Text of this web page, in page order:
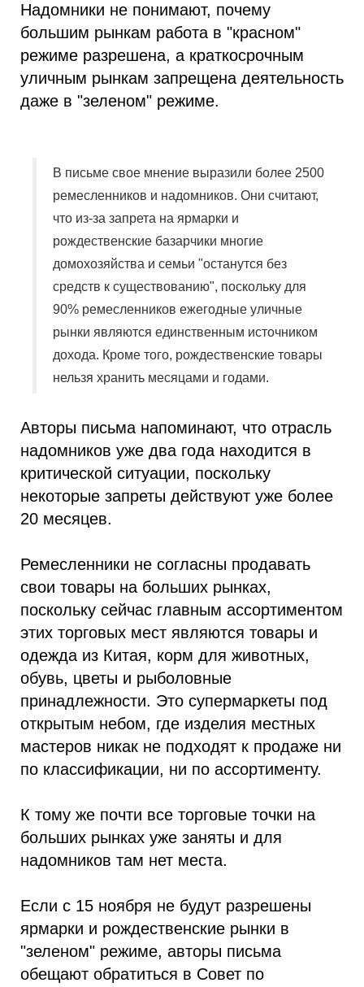
Надомники не понимают, почему
большим рынкам работа в "красном"
режиме разрешена, а краткосрочным
уличным рынкам запрещена деятельность
даже в "зеленом" режиме.
В письме свое мнение выразили более 2500
ремесленников и надомников. Они считают,
что из-за запрета на ярмарки и
рождественские базарчики многие
домохозяйства и семьи "останутся без
средств к существованию", поскольку для
90% ремесленников ежегодные уличные
рынки являются единственным источником
дохода. Кроме того, рождественские товары
нельзя хранить месяцами и годами.
Авторы письма напоминают, что отрасль
надомников уже два года находится в
критической ситуации, поскольку
некоторые запреты действуют уже более
20 месяцев.
Ремесленники не согласны продавать
свои товары на больших рынках,
поскольку сейчас главным ассортиментом
этих торговых мест являются товары и
одежда из Китая, корм для животных,
обувь, цветы и рыболовные
принадлежности. Это супермаркеты под
открытым небом, где изделия местных
мастеров никак не подходят к продаже ни
по классификации, ни по ассортименту.
К тому же почти все торговые точки на
больших рынках уже заняты и для
надомников там нет места.
Если с 15 ноября не будут разрешены
ярмарки и рождественские рынки в
"зеленом" режиме, авторы письма
обещают обратиться в Совет по